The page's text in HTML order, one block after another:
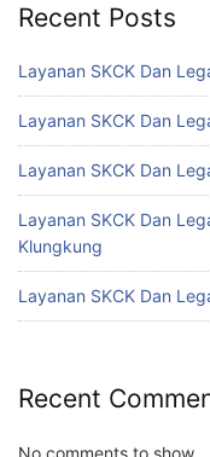
Recent Posts
Layanan SKCK Dan
Layanan SKCK Dan
Layanan SKCK Dan
Layanan SKCK Dan
Klungkung
Layanan SKCK Dan
Recent
No comments to show.